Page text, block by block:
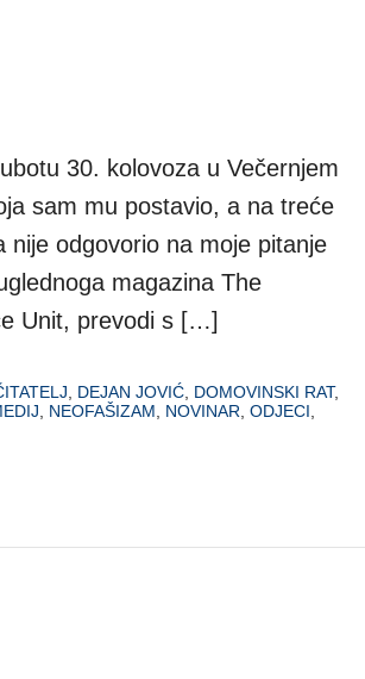
30. kolovoza u Večernjem
sam mu postavio, a na treće
odgovorio na moje pitanje
magazina The
Unit, prevodi s […]
DEJAN JOVIĆ DOMOVINSKI RAT,
NEOFAŠIZAM NOVINAR ODJECI